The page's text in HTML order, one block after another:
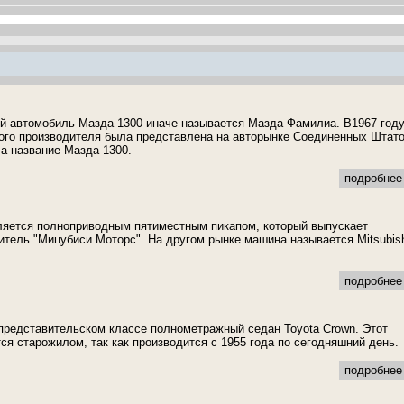
автомобиль Мазда 1300 иначе называется Мазда Фамилиа. В1967 году
производителя была представлена на авторынке Соединенных
название Мазда 1300.
полноприводным пятиместным пикапом, который выпускает
"Мицубиси Моторс". На другом рынке машина называется
классе полнометражный седан Toyota Crown. Этот
старожилом, так как производится с 1955 года по сегодняшний день.